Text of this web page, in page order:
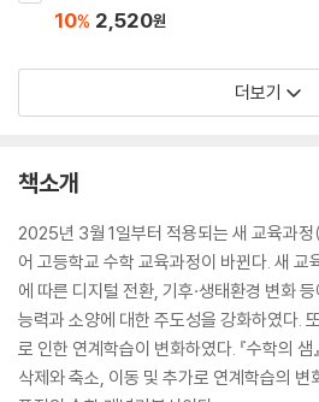
10% 2,520원
더보기
책소개
2025년 3월 1일부터 적용되는 새 교육과
어 고등학교 수학 교육과정이 바뀐다. 새 교
에 따른 디지털 전환, 기후·생태환경 변화
능력과 소양에 대한 주도성을 강화하였다.
로 인한 연계학습이 변화하였다. 『수학의
삭제와 축소, 이동 및 추가로 연계학습의 변